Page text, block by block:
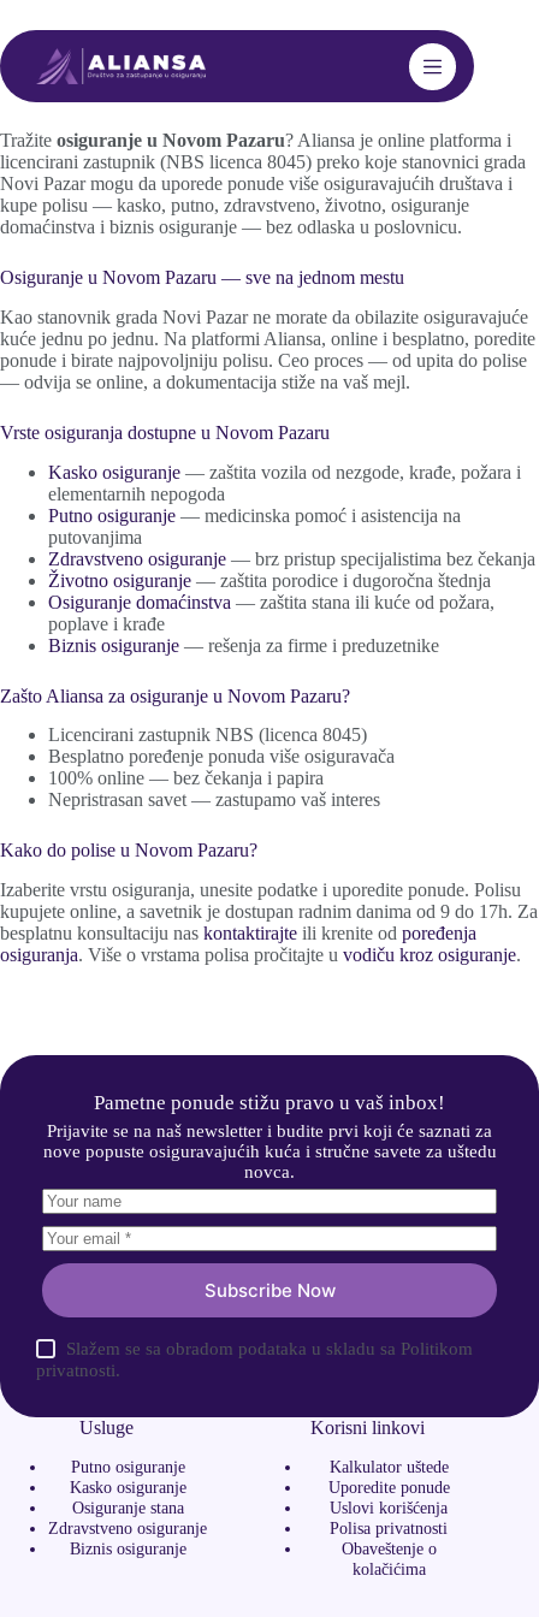
content
Osiguranje Novi Pazar
Tražite osiguranje u Novom Pazaru? Aliansa je online platforma i
licencirani zastupnik (NBS licenca 8045) preko koje stanovnici grada
Novi Pazar mogu da uporede ponude više osiguravajućih društava i
kupe polisu — kasko, putno, zdravstveno, životno, osiguranje
domaćinstva i biznis osiguranje — bez odlaska u poslovnicu.
Osiguranje u Novom Pazaru — sve na jednom mestu
Kao stanovnik grada Novi Pazar ne morate da obilazite osiguravajuće
kuće jednu po jednu. Na platformi Aliansa, online i besplatno, poredite
ponude i birate najpovoljniju polisu. Ceo proces — od upita do polise
— odvija se online, a dokumentacija stiže na vaš mejl.
Vrste osiguranja dostupne u Novom Pazaru
Kasko osiguranje — zaštita vozila od nezgode, krađe, požara i
elementarnih nepogoda
Putno osiguranje — medicinska pomoć i asistencija na
putovanjima
Zdravstveno osiguranje — brz pristup specijalistima bez čekanja
Životno osiguranje — zaštita porodice i dugoročna štednja
Osiguranje domaćinstva — zaštita stana ili kuće od požara,
poplave i krađe
Biznis osiguranje — rešenja za firme i preduzetnike
Zašto Aliansa za osiguranje u Novom Pazaru?
Licencirani zastupnik NBS (licenca 8045)
Besplatno poređenje ponuda više osiguravača
100% online — bez čekanja i papira
Nepristrasan savet — zastupamo vaš interes
Kako do polise u Novom Pazaru?
Izaberite vrstu osiguranja, unesite podatke i uporedite ponude. Polisu
kupujete online, a savetnik je dostupan radnim danima od 9 do 17h. Za
besplatnu konsultaciju nas kontaktirajte ili krenite od poređenja
osiguranja. Više o vrstama polisa pročitajte u vodiču kroz osiguranje.
Pametne ponude stižu pravo u vaš inbox!
Prijavite se na naš newsletter i budite prvi koji će saznati za
nove popuste osiguravajućih kuća i stručne savete za uštedu
novca.
Subscribe Now
Slažem se sa obradom podataka u skladu sa Politikom
privatnosti.
Usluge
Putno osiguranje
Kasko osiguranje
Osiguranje stana
Zdravstveno osiguranje
Biznis osiguranje
Korisni linkovi
Kalkulator uštede
Uporedite ponude
Uslovi korišćenja
Polisa privatnosti
Obaveštenje o
kolačićima